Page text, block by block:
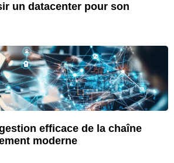
un datacenter pour son
efficace de la chaîne
moderne